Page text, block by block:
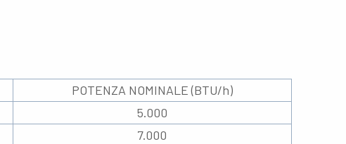
POTENZA NOMINALE (BTU/h)
5.000
7.000